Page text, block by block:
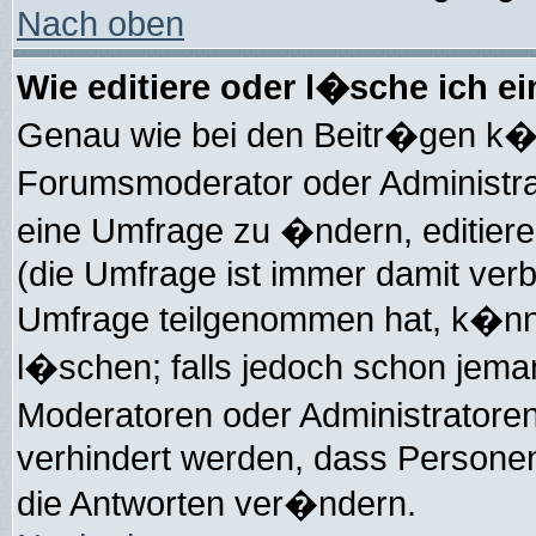
Nach oben
Wie editiere oder l�sche ich
Genau wie bei den Beitr�gen
Forumsmoderator oder
eine Umfrage zu �ndern,
(die Umfrage ist immer damit
Umfrage teilgenommen hat,
l�schen; falls jedoch schon
Moderatoren oder
verhindert werden, dass
die Antworten ver�ndern.